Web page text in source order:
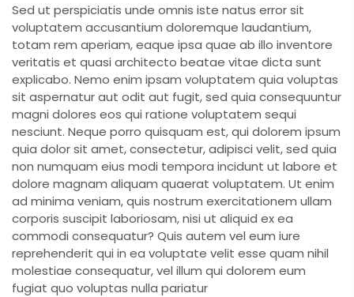
Sed ut perspiciatis unde omnis iste natus error sit
voluptatem accusantium doloremque laudantium,
totam rem aperiam, eaque ipsa quae ab illo inventore
veritatis et quasi architecto beatae vitae dicta sunt
explicabo. Nemo enim ipsam voluptatem quia voluptas
sit aspernatur aut odit aut fugit, sed quia consequuntur
magni dolores eos qui ratione voluptatem sequi
nesciunt. Neque porro quisquam est, qui dolorem ipsum
quia dolor sit amet, consectetur, adipisci velit, sed quia
non numquam eius modi tempora incidunt ut labore et
dolore magnam aliquam quaerat voluptatem. Ut enim
ad minima veniam, quis nostrum exercitationem ullam
corporis suscipit laboriosam, nisi ut aliquid ex ea
commodi consequatur? Quis autem vel eum iure
reprehenderit qui in ea voluptate velit esse quam nihil
molestiae consequatur, vel illum qui dolorem eum
fugiat quo voluptas nulla pariatur